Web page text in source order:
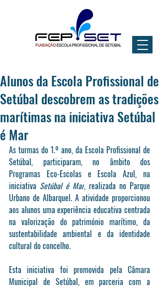
Alunos da Escola Profissional de
Setúbal descobrem as tradições
marítimas na iniciativa Setúbal
é Mar
As turmas do 1.º ano, da Escola Profissional de
Setúbal, participaram, no âmbito dos
Programas Eco-Escolas e Escola Azul, na
iniciativa Setúbal é Mar, realizada no Parque
Urbano de Albarquel. A atividade proporcionou
aos alunos uma experiência educativa centrada
na valorização do património marítimo, da
sustentabilidade ambiental e da identidade
cultural do concelho.
Esta iniciativa foi promovida pela Câmara